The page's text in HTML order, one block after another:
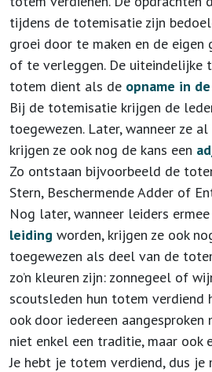
tijdens de totemisatie zijn
groei door te maken en de eigen
of te verleggen. De uiteindelijke
totem dient als de opname in
Bij de totemisatie krijgen de
toegewezen. Later, wanneer ze al
krijgen ze ook nog de kans een
Zo ontstaan bijvoorbeeld de
Stern, Beschermende Adder of
Nog later, wanneer leiders
leiding worden, krijgen ze ook
toegewezen als deel van de
zo’n kleuren zijn: zonnegeel of
scoutsleden hun totem verdiend
ook door iedereen
niet enkel een traditie, maar ook
Je hebt je totem verdiend, dus je